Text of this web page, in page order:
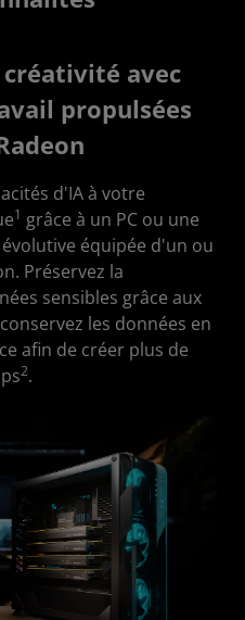
avec
propulsées
d'IA à votre
1 grâce à un PC ou une
équipée d'un ou
Préservez la
sensibles grâce aux
les données en
afin de créer plus de
2.